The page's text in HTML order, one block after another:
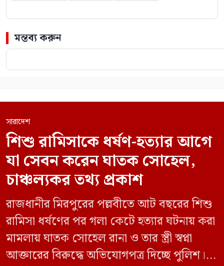
মন্তব্য করুন
সারাদেশ
শিশু রামিসাকে ধর্ষণ-হত্যার আগে
যা সেবন করেন ঘাতক সোহেল,
চাঞ্চল্যকর তথ্য প্রকাশ
রাজধানীর মিরপুরের পল্লবীতে আট বছরের শিশু
রামিসা ধর্ষণের পর গলা কেটে হত্যার ঘটনায় করা
মামলায় ঘাতক সোহেল রানা ও তার স্ত্রী স্বপ্না
আক্তারের বিরুদ্ধে অভিযোগপত্র দিচ্ছে পুলিশ।